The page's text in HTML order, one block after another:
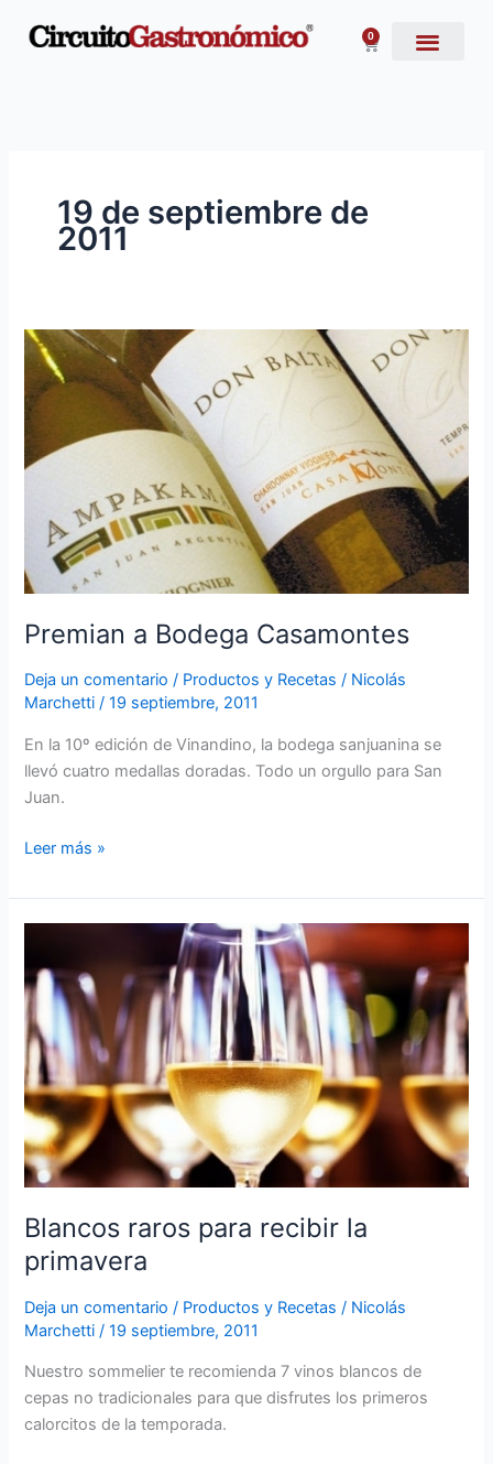
0
Carrito
19 de septiembre de
2011
Premian a Bodega Casamontes
Deja un comentario / Productos y Recetas / Nicolás
Marchetti/19 septiembre, 2011
En la 10º edición de Vinandino, la bodega sanjuanina se
llevó cuatro medallas doradas. Todo un orgullo para San
Juan.
Premian
Bodega
Leer más »
Blancos raros para recibir la
primavera
Deja un comentario / Productos y Recetas / Nicolás
Marchetti/19 septiembre, 2011
Nuestro sommelier te recomienda 7 vinos blancos de
cepas no tradicionales para que disfrutes los primeros
calorcitos de la temporada.
raros
para
recibir
la
primavera